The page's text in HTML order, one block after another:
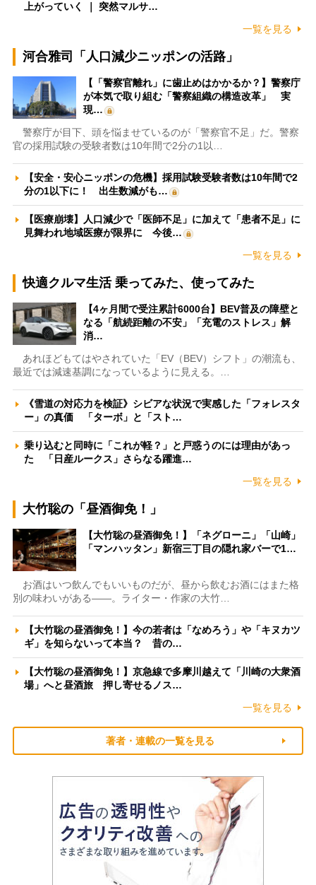
上がっていく ｜ 突然マルサ…
一覧を見る
河合雅司「人口減少ニッポンの活路」
【「警察官離れ」に歯止めはかかるか？】警察庁
が本気で取り組む「警察組織の構造改革」 実
現…
警察庁が目下、頭を悩ませているのが「警察官不足」だ。警察
官の採用試験の受験者数は10年間で2分の1以…
【安全・安心ニッポンの危機】採用試験受験者数は10年間で2
分の1以下に！ 出生数減がも…
【医療崩壊】人口減少で「医師不足」に加えて「患者不足」に
見舞われ地域医療が限界に 今後…
一覧を見る
快適クルマ生活 乗ってみた、使ってみた
【4ヶ月間で受注累計6000台】BEV普及の障壁と
なる「航続距離の不安」「充電のストレス」解
消…
あれほどもてはやされていた「EV（BEV）シフト」の潮流も、
最近では減速基調になっているように見える。…
《雪道の対応力を検証》シビアな状況で実感した「フォレスタ
ー」の真価 「ターボ」と「スト…
乗り込むと同時に「これが軽？」と戸惑うのには理由があっ
た 「日産ルークス」さらなる躍進…
一覧を見る
大竹聡の「昼酒御免！」
【大竹聡の昼酒御免！】「ネグローニ」「山崎」
「マンハッタン」新宿三丁目の隠れ家バーで1…
お酒はいつ飲んでもいいものだが、昼から飲むお酒にはまた格
別の味わいがある――。ライター・作家の大竹…
【大竹聡の昼酒御免！】今の若者は「なめろう」や「キヌカツ
ギ」を知らないって本当？ 昔の…
【大竹聡の昼酒御免！】京急線で多摩川越えて「川崎の大衆酒
場」へと昼酒旅 押し寄せるノス…
一覧を見る
著者・連載の一覧を見る